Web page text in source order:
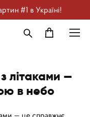
#1 в Україні!
літаками —
в небо